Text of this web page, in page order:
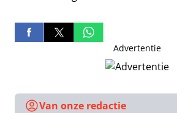
Advertentie
Van onze redactie